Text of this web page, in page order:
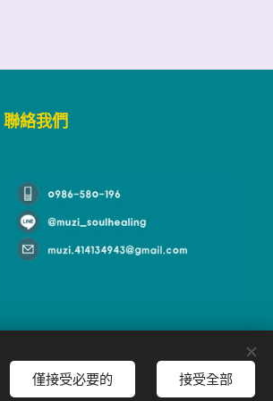
聯絡我們
僅接受必要的 接受全部